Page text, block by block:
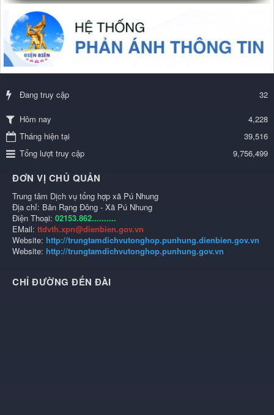
Đang truy cập 32
Hôm nay
4,228
Tháng hiện tại
39,516
Tổng lượt truy cập
9,756,499
ĐƠN VỊ CHỦ QUẢN
Trung tâm Dịch vụ tổng hợp xã Pú Nhung
Địa chỉ: Bản Rạng Đông - Xã Pú Nhung
Điện Thoại: 02153.862..........
EMail: ttdvth.xpn@dienbien.gov.vn
Website: http://trungtamdichvutonghop.punhung.dienbien.gov.vn
Website: http://trungtamdichvutonghop.punhung.gov.vn
CHỈ ĐƯỜNG ĐẾN ĐÀI